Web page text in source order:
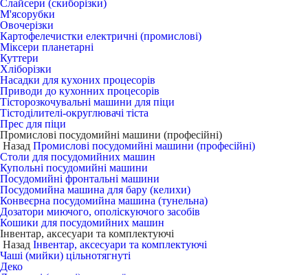
Слайсери (скиборізки)
М'ясорубки
Овочерізки
Картофелечистки електричні (промислові)
Міксери планетарні
Куттери
Хліборізки
Насадки для кухоних процесорів
Приводи до кухонних процесорів
Тісторозкочувальні машини для піци
Тістоділителі-округлювачі тіста
Прес для піци
Промислові посудомийні машини (професійні)
Назад Промислові посудомийні машини (професійні)
Столи для посудомийних машин
Купольні посудомийні машини
Посудомийні фронтальні машини
Посудомийна машина для бару (келихи)
Конвеєрна посудомийна машина (тунельна)
Дозатори миючого, ополіскуючого засобів
Кошики для посудомийних машин
Інвентар, аксесуари та комплектуючі
Назад Інвентар, аксесуари та комплектуючі
Чаші (мийки) цільнотягнуті
Деко